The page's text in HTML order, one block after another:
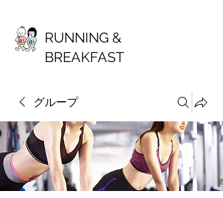
RUNNING &
BREAKFAST
グループ